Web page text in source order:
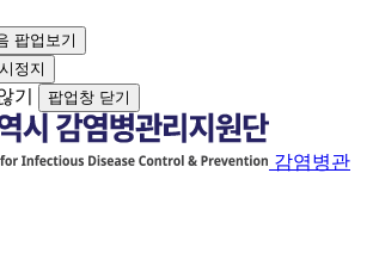
팝업보기
정지
기 팝업창 닫기
감염병관